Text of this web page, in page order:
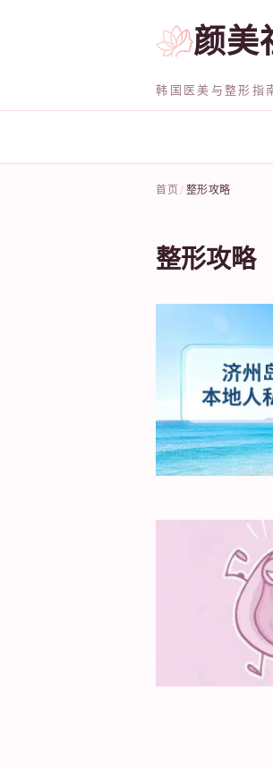
颜美
韩国医美与整形指
首页 整形攻略
整形攻略